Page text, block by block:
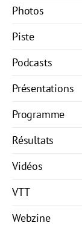
Photos
Piste
Podcasts
Présentations
Programme
Résultats
Vidéos
VTT
Webzine